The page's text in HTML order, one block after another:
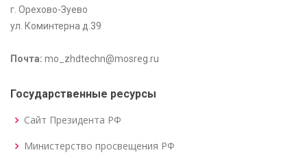
г. Орехово-Зуево
ул. Коминтерна д.39
Почта: mo_zhdtechn@mosreg.ru
Государственные ресурсы
Сайт Президента РФ
Министерство просвещения РФ